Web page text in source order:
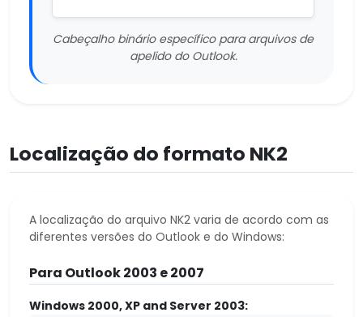
Cabeçalho binário específico para arquivos de
apelido do Outlook.
Localização do formato NK2
A localização do arquivo NK2 ​​varia de acordo com as
diferentes versões do Outlook e do Windows:
Para Outlook 2003 e 2007
Windows 2000, XP and Server 2003: